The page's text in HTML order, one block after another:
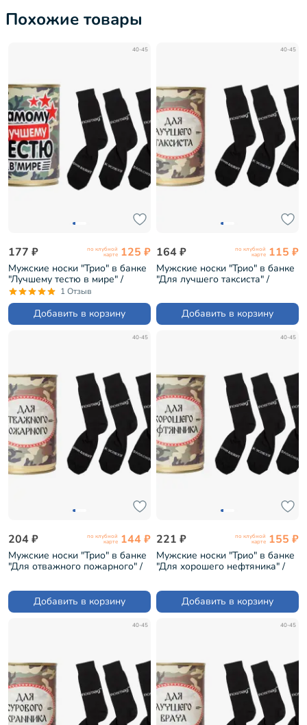
Похожие товары
40-45
177 ₽ по клубной
карте 125 ₽
Мужские носки "Трио" в банке
"Лучшему тестю в мире" /
черные (1БАН_7я)
1 Отзыв
Добавить в корзину
40-45
164 ₽ по клубной
карте 115 ₽
Мужские носки "Трио" в банке
"Для лучшего таксиста" /
Добавить в корзину
40-45
204 ₽ по клубной
карте 144 ₽
Мужские носки "Трио" в банке
"Для отважного пожарного" /
Добавить в корзину
40-45
221 ₽ по клубной
карте 155 ₽
Мужские носки "Трио" в банке
"Для хорошего нефтяника" /
Добавить в корзину
40-45 40-45